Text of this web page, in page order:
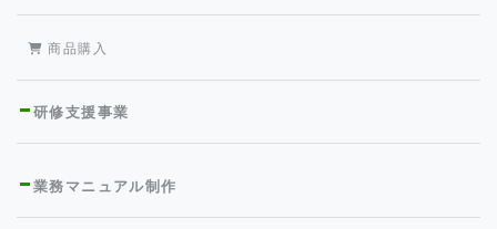
商品購入
研修支援事業
業務マニュアル制作